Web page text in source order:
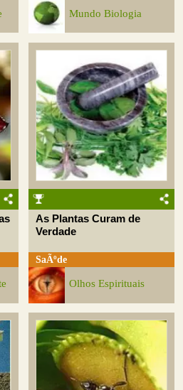
Mundo Biologia
As Plantas Curam de
Verdade
SaÃºde
Olhos Espirituais